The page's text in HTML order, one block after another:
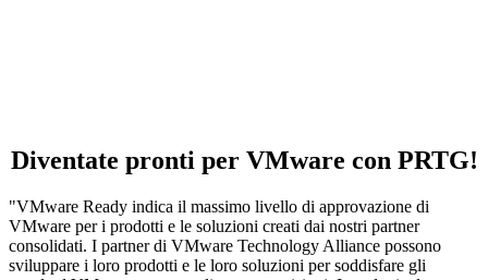
Diventate pronti per VMware con PRTG!
"VMware Ready indica il massimo livello di approvazione di
VMware per i prodotti e le soluzioni creati dai nostri partner
consolidati. I partner di VMware Technology Alliance possono
sviluppare i loro prodotti e le loro soluzioni per soddisfare gli